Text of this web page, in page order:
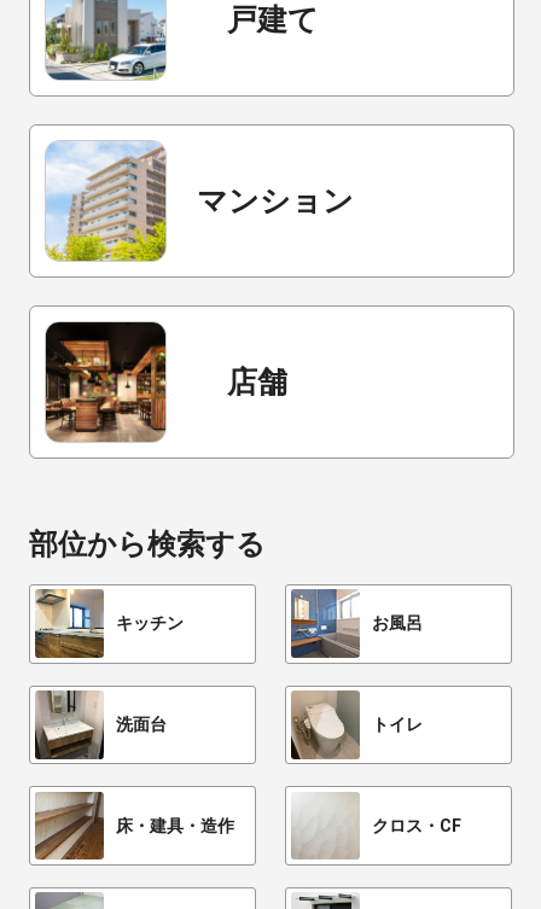
戸建て
マンション
店舗
部位から検索する
キッチン お風呂
洗面台 トイレ
床・建具・造作 クロス・CF